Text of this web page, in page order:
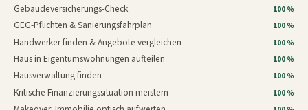
Gebäudeversicherungs-Check 100 %
GEG-Pflichten & Sanierungsfahrplan 100 %
Handwerker finden & Angebote vergleichen 100 %
Haus in Eigentumswohnungen aufteilen 100 %
Hausverwaltung finden 100 %
Kritische Finanzierungssituation meistern 100 %